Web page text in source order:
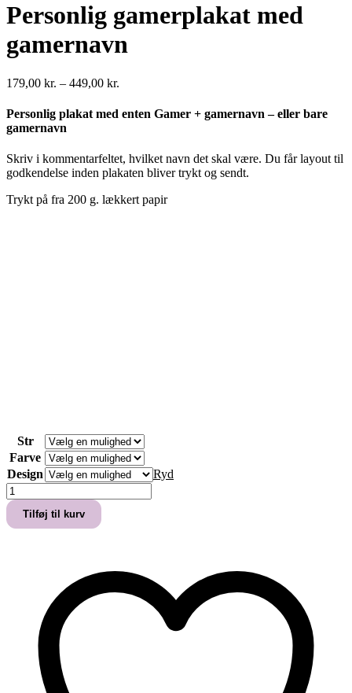
Personlig gamerplakat med
gamernavn
179,00 kr. – 449,00 kr.
til
Personlig plakat med enten Gamer + gamernavn – eller bare
gamernavn
Skriv i kommentarfeltet, hvilket navn det skal være. Du får layout til
godkendelse inden plakaten bliver trykt og sendt.
Trykt på fra 200 g. lækkert papir
Str
Farve
Design
Ryd
Personlig
gamerplakat
med
gamernavn
Tilføj til kurv